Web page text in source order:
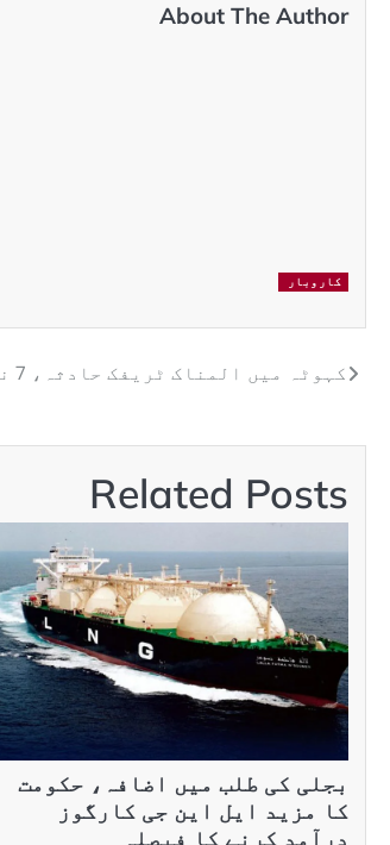
About The Author
کاروبار
کہوٹہ میں المناک ٹریفک حادثہ، 7 نوجوان جان سے گئے
Related Posts
بجلی کی طلب میں اضافہ، حکومت
کا مزید ایل این جی کارگوز
درآمد کرنے کا فیصلہ